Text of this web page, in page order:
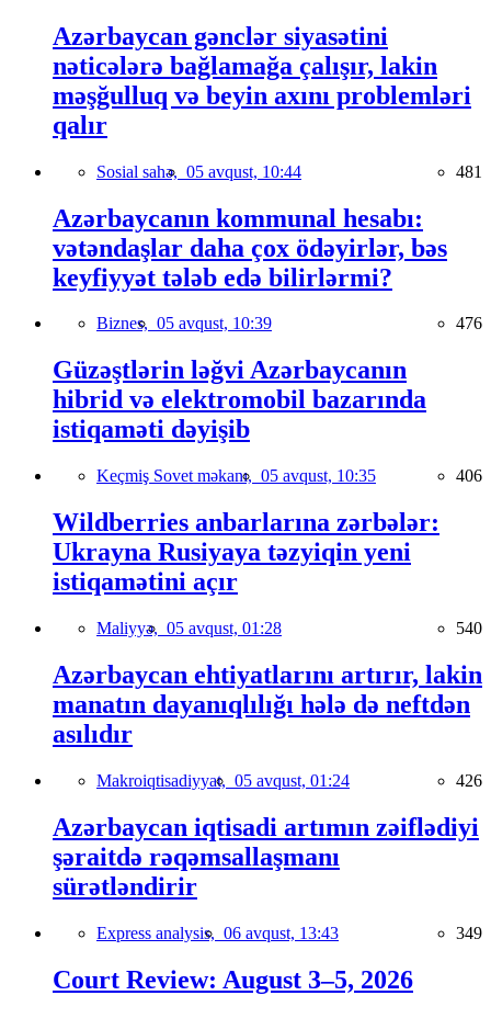
Azərbaycan gənclər siyasətini
nəticələrə bağlamağa çalışır, lakin
məşğulluq və beyin axını problemləri
qalır
Sosial sahə, 05 avqust, 10:44 481
Azərbaycanın kommunal hesabı:
vətəndaşlar daha çox ödəyirlər, bəs
keyfiyyət tələb edə bilirlərmi?
Biznes, 05 avqust, 10:39 476
Güzəştlərin ləğvi Azərbaycanın
hibrid və elektromobil bazarında
istiqaməti dəyişib
Keçmiş Sovet məkanı, 05 avqust, 10:35 406
Wildberries anbarlarına zərbələr:
Ukrayna Rusiyaya təzyiqin yeni
istiqamətini açır
Maliyyə, 05 avqust, 01:28 540
Azərbaycan ehtiyatlarını artırır, lakin
manatın dayanıqlılığı hələ də neftdən
asılıdır
Makroiqtisadiyyat, 05 avqust, 01:24 426
Azərbaycan iqtisadi artımın zəiflədiyi
şəraitdə rəqəmsallaşmanı
sürətləndirir
Express analysis, 06 avqust, 13:43 349
Court Review: August 3–5, 2026